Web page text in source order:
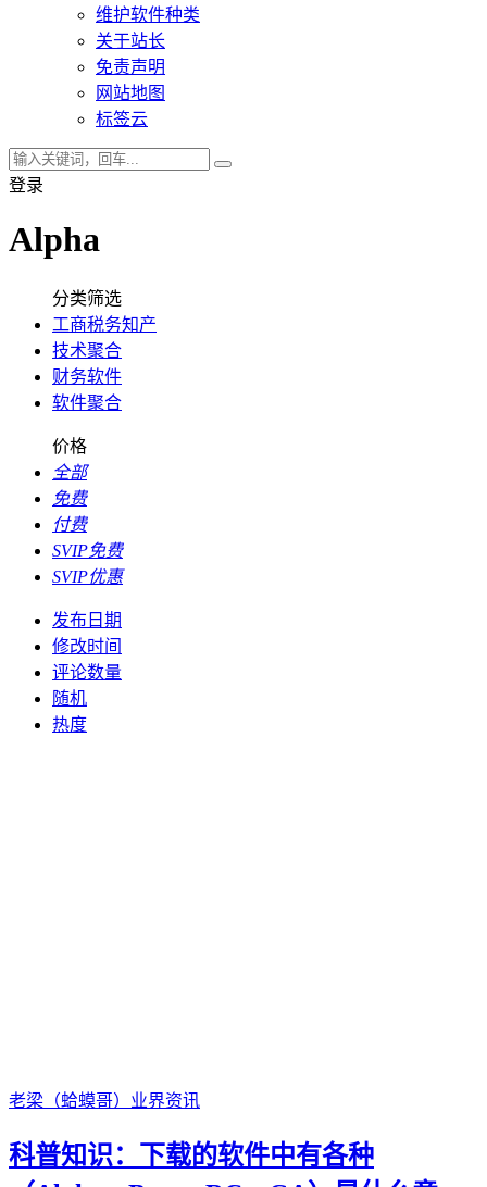
维护软件种类
关于站长
免责声明
网站地图
标签云
登录
Alpha
分类筛选
工商税务知产
技术聚合
财务软件
软件聚合
价格
全部
免费
付费
SVIP免费
SVIP优惠
发布日期
修改时间
评论数量
随机
热度
老梁（蛤蟆哥） 业界资讯
科普知识：下载的软件中有各种